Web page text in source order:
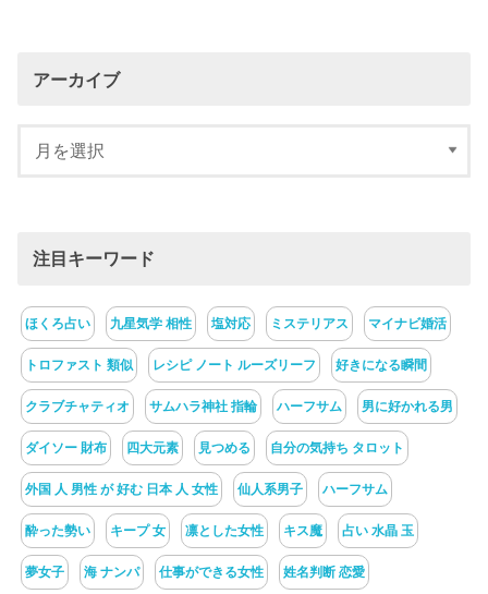
アーカイブ
注目キーワード
ほくろ占い 九星気学 相性 塩対応 ミステリアス マイナビ婚活
トロファスト 類似 レシピ ノート ルーズリーフ 好きになる瞬間
クラブチャティオ サムハラ神社 指輪 ハーフサム 男に好かれる男
ダイソー 財布 四大元素 見つめる 自分の気持ち タロット
外国 人 男性 が 好む 日本 人 女性 仙人系男子 ハーフサム
酔った勢い キープ 女 凛とした女性 キス魔 占い 水晶 玉
夢女子 海 ナンパ 仕事ができる女性 姓名判断 恋愛